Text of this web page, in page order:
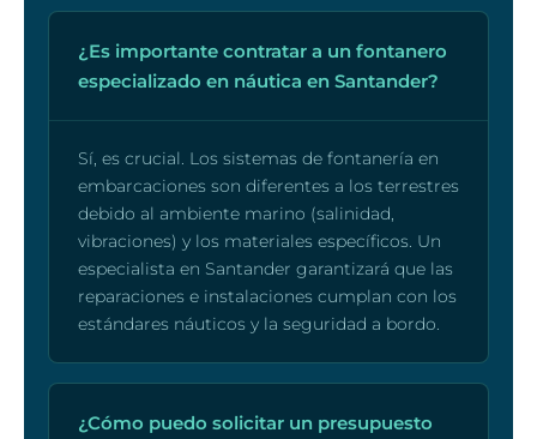
¿Es importante contratar a un fontanero
especializado en náutica en Santander?
Sí, es crucial. Los sistemas de fontanería en
embarcaciones son diferentes a los terrestres
debido al ambiente marino (salinidad,
vibraciones) y los materiales específicos. Un
especialista en Santander garantizará que las
reparaciones e instalaciones cumplan con los
estándares náuticos y la seguridad a bordo.
¿Cómo puedo solicitar un presupuesto